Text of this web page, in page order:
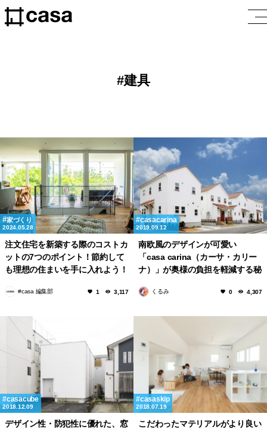
建具
家づくり
2024.05.28
注文住宅を新築する際のコストカ
ットの7つのポイント！節約して
も理想の住まいを手に入れよう！
#casa 編集部 1 3,117
casacarina
2019.09.12
南欧風のデザインが可愛い
「casa carina（カーサ・カリー
ナ）」が奥様の負担を軽減する秘
くるみ 0 4,307
casacube
2018.12.09
デザイン性・防犯性に優れた、窓
casaskip
2018.07.19
こだわったマテリアルがより良い